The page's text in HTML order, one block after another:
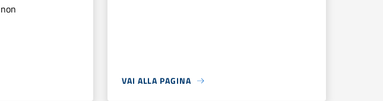
VAI ALLA PAGINA